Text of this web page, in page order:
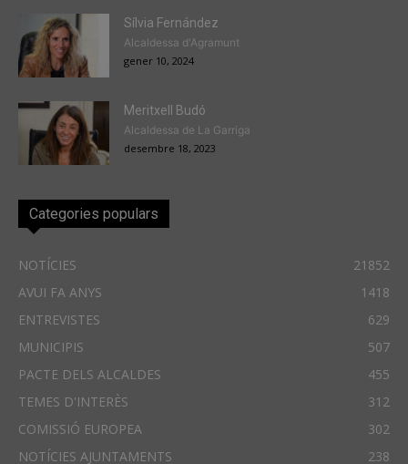
Sílvia Fernández
Alcaldessa d'Agramunt
gener 10, 2024
Meritxell Budó
Alcaldessa de La Garriga
desembre 18, 2023
Categories populars
NOTÍCIES
21852
AVUI FA ANYS
1418
ENTREVISTES
629
MUNICIPIS
507
PACTE DELS ALCALDES
455
TEMES D'INTERÈS
312
COMISSIÓ EUROPEA
302
NOTÍCIES AJUNTAMENTS
238